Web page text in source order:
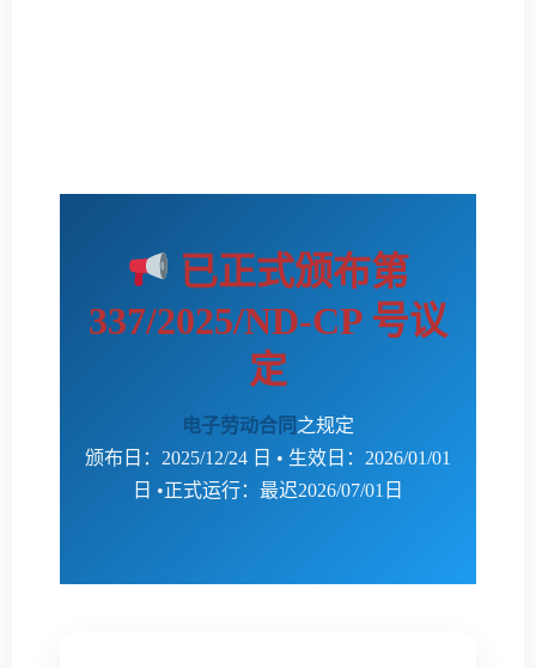
已正式颁布第
337/2025/ND-CP 号议
定
电子劳动合同 之规定
颁布日：2025/12/24 日 • 生效日：2026/01/01
日 •正式运行：最迟2026/07/01日